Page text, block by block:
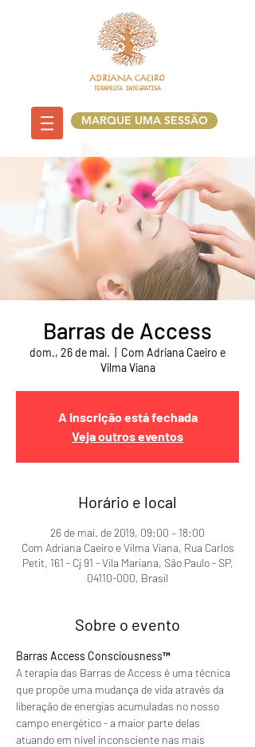
MARQUE UMA SESSÃO
Barras de Access
dom., 26 de mai.
Com Adriana Caeiro e
Vilma Viana
A inscrição está fechada
Veja outros eventos
Horário e local
26 de mai. de 2019, 09:00 – 18:00
Com Adriana Caeiro e Vilma Viana, Rua Carlos
Petit, 161 - Cj 91 - Vila Mariana, São Paulo - SP,
04110-000, Brasil
Sobre o evento
Barras Access Consciousness™
A terapia das Barras de Access é uma técnica
que propõe uma mudança de vida através da
liberação de energias acumuladas no nosso
campo energético - a maior parte delas
atuando em nível inconsciente nas mais